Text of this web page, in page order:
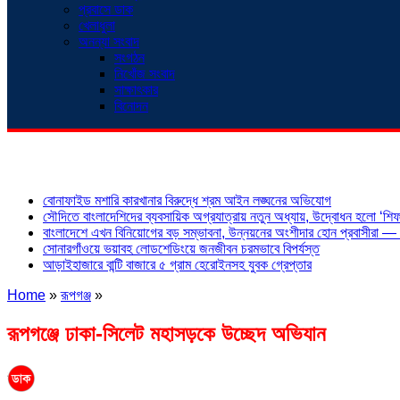
প্রবাসে ডাক
খেলাধুলা
অনন্যা সংবাদ
সংগঠন
নিখোঁজ সংবাদ
সাক্ষাৎকার
বিনোদন
বোনাফাইড মশারি কারখানার বিরুদ্ধে শ্রম আইন লঙ্ঘনের অভিযোগ
সৌদিতে বাংলাদেশিদের ব্যবসায়িক অগ্রযাত্রায় নতুন অধ্যায়, উদ্বোধন হলো ‘শিফা
বাংলাদেশে এখন বিনিয়োগের বড় সম্ভাবনা, উন্নয়নের অংশীদার হোন প্রবাসীরা
সোনারগাঁওয়ে ভয়াবহ লোডশেডিংয়ে জনজীবন চরমভাবে বিপর্যস্ত
আড়াইহাজারে বান্টি বাজারে ৫ গ্রাম হেরোইনসহ যুবক গ্রেপ্তার
Home »রূপগঞ্জ »
রূপগঞ্জে ঢাকা-সিলেট মহাসড়কে উচ্ছেদ অভিযান